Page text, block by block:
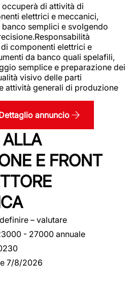
occuperà di attività di
elettrici e meccanici,
semplici e svolgendo
componenti elettrici e
da banco quali spelafili,
semplice e preparazione dei
visivo delle parti
attività generali di produzione
annuncio
E FRONT
– valutare
- 27000 annuale
7/8/2026